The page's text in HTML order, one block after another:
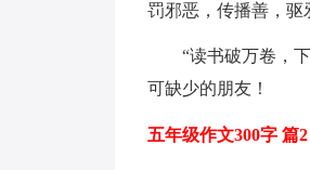
罚邪恶，传播善，驱
“读书破万卷，
可缺少的朋友！
五年级作文300字 篇2